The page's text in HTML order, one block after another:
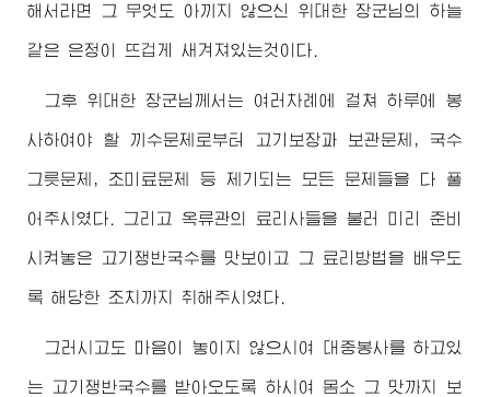
해서라면 그 무엇도 아끼지 않으신 위대한장군님의 하늘
같은 은정이 뜨겁게 새겨져있는것이다.
그후 위대한장군님 께서는 여러차례에 걸쳐 하루에 봉
사하여야 할 끼수문제로부터 고기보장과 보관문제, 국수
그릇문제, 조미료문제 등 제기되는 모든 문제들을 다 풀
어주시였다. 그리고 옥류관의 료리사들을 불러 미리 준비
시켜놓은 고기쟁반국수를 맛보이고 그 료리방법을 배우도
록 해당한 조치까지 취해주시였다.
그러시고도 마음이 놓이지 않으시여 대중봉사를 하고있
는 고기쟁반국수를 받아오도록 하시여 몸소 그 맛까지 보